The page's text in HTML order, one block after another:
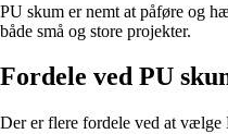
PU skum er nemt at påføre og
både små og store projekter.
Fordele ved PU
Der er flere fordele ved at